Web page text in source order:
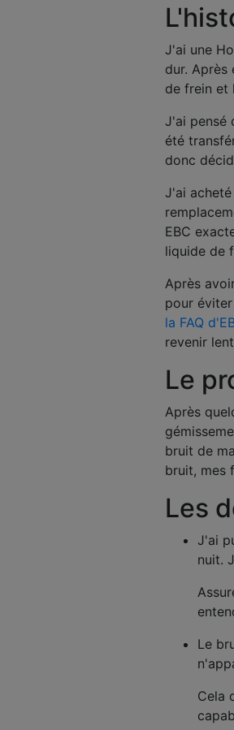
J'ai une
dur. Après
de frein et
J'ai pensé
été
donc
J'ai
EBC
liquide de
Après
pour
la FAQ
revenir
Le
Après
bruit de
bruit, mes
Les
J'ai
nuit.
Le
Cela